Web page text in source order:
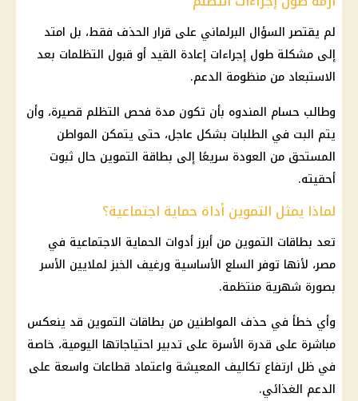
لم يقتصر السؤال البرلماني على قرار الحذف فقط، بل امتد
إلى مشكلة طول إجراءات إعادة القيد أو قبول التظلمات بعد
الاستبعاد من منظومة الدعم.
وطالب حسام المندوه بأن تكون مدة فحص التظلم قصيرة، وأن
يتم البت في الطلبات بشكل عاجل، حتى يتمكن المواطن
المستحق من العودة سريعًا إلى بطاقة التموين حال ثبوت
أحقيته.
لماذا يمثل التموين أداة حماية اجتماعية؟
تعد بطاقات التموين من أبرز أدوات الحماية الاجتماعية في
مصر، لأنها توفر السلع الأساسية ورغيف الخبز لملايين الأسر
بصورة شهرية منتظمة.
وأي خطأ في حذف المواطنين من بطاقات التموين قد ينعكس
مباشرة على قدرة الأسرة على تدبير احتياجاتها اليومية، خاصة
في ظل ارتفاع تكاليف المعيشة واعتماد قطاعات واسعة على
الدعم الغذائي.